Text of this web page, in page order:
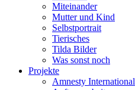
Miteinander
Mutter und Kind
Selbstportrait
Tierisches
Tilda Bilder
Was sonst noch
Projekte
Amnesty International